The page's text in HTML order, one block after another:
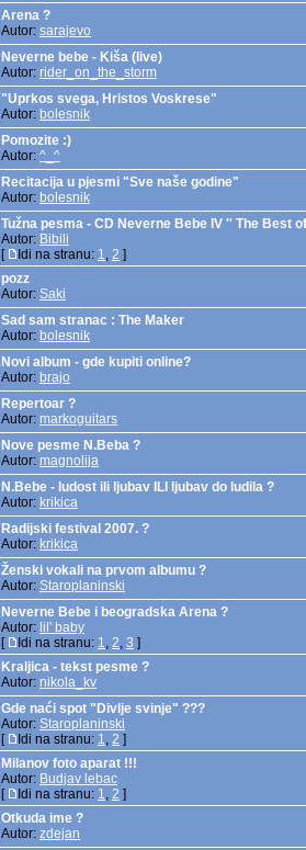
Arena ?
Autor: sarajevo
Neverne bebe - Kiša (live)
Autor: rider_on_the_storm
"Uprkos svega, Hristos Voskrese"
Autor: bolesnik
Pomozite :)
Autor: ^_^
Recitacija u pjesmi "Sve naše godine"
Autor: bolesnik
Tužna pesma - CD Neverne Bebe IV '' The Best
Autor: Bibili
[
Idi na stranu: 1, 2 ]
pozz
Autor: Saki
Sad sam stranac : The Maker
Autor: bolesnik
Novi album - gde kupiti online?
Autor: brajo
Repertoar ?
Autor: markoguitars
Nove pesme N.Beba ?
Autor: magnolija
N.Bebe - ludost ili ljubav ILI ljubav do ludila ?
Autor: krikica
Radijski festival 2007. ?
Autor: krikica
Ženski vokali na prvom albumu ?
Autor: Staroplaninski
Neverne Bebe i beogradska Arena ?
Autor: lil' baby
[
Idi na stranu: 1, 2, 3 ]
Kraljica - tekst pesme ?
Autor: nikola_kv
Gde naći spot "Divlje svinje" ???
Autor: Staroplaninski
[
Idi na stranu: 1, 2 ]
Milanov foto aparat !!!
Autor: Budjav lebac
[
Idi na stranu: 1, 2 ]
Otkuda ime ?
Autor: zdejan